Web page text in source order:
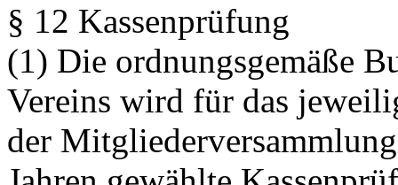
§ 12 Kassenprüfung
(1) Die ordnungsgemäße
Vereins wird für das
der